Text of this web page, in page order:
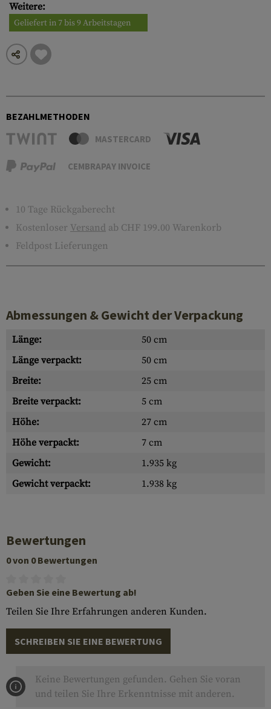
Weitere:
Geliefert in 7 bis 9 Arbeitstagen
BEZAHLMETHODEN
MASTERCARD
CEMBRAPAY INVOICE
10 Tage Rückgaberecht
Kostenloser Versand ab CHF 199.00 Warenkorb
Feldpost Lieferungen
Abmessungen & Gewicht der Verpackung
Länge:
50 cm
Länge verpackt:
50 cm
Breite:
25 cm
Breite verpackt:
5 cm
Höhe:
27 cm
Höhe verpackt:
7 cm
Gewicht:
1.935 kg
Gewicht verpackt:
1.938 kg
Bewertungen
0 von 0 Bewertungen
Geben Sie eine Bewertung ab!
Teilen Sie Ihre Erfahrungen anderen Kunden.
SCHREIBEN SIE EINE BEWERTUNG
Keine Bewertungen gefunden. Gehen Sie voran
und teilen Sie Ihre Erkenntnisse mit anderen.